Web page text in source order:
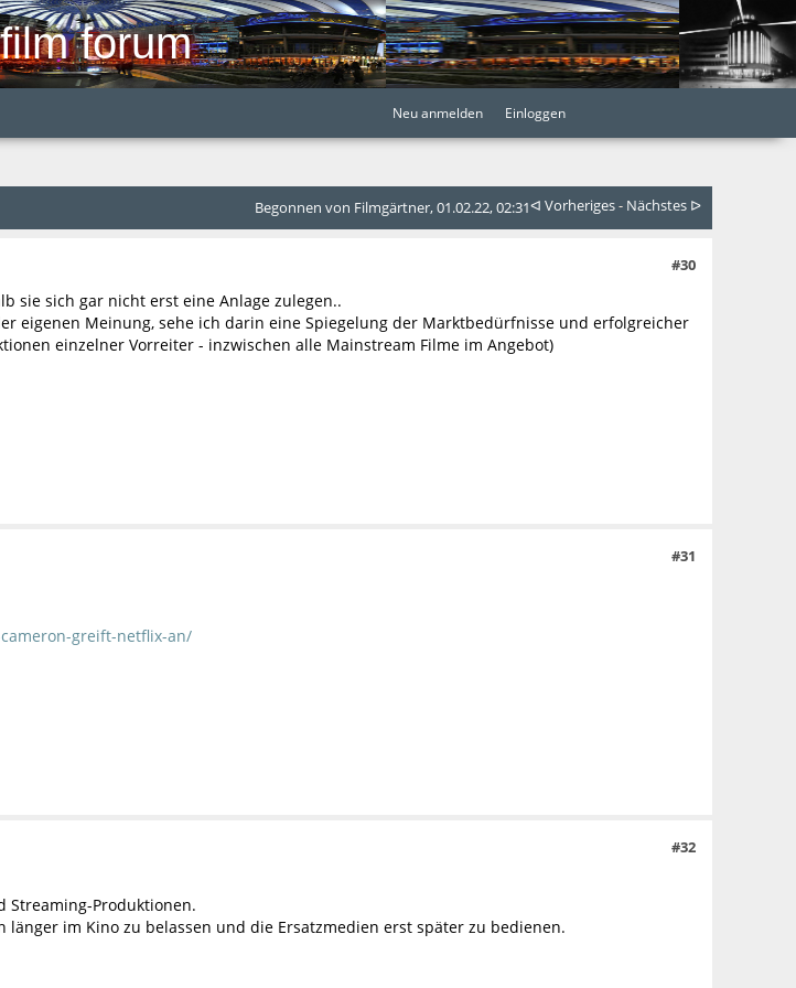
forum
Neu anmelden Einloggen
Begonnen von Filmgärtner, 01.02.22, 02:31ᐊ Vorheriges- Nächstes ᐅ
#30
sie sich gar nicht erst eine Anlage zulegen..
eigenen Meinung, sehe ich darin eine Spiegelung der Marktbedürfnisse und erfolgreicher
einzelner Vorreiter - inzwischen alle Mainstream Filme im Angebot)
#31
greift-netflix-an/
#32
Streaming-Produktionen.
im Kino zu belassen und die Ersatzmedien erst später zu bedienen.